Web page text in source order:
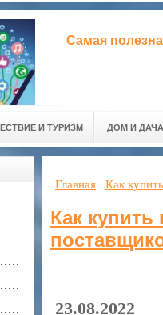
Самая
И ТУРИЗМ ДОМ И ДАЧА
Главная Как
Как
23.08.2022